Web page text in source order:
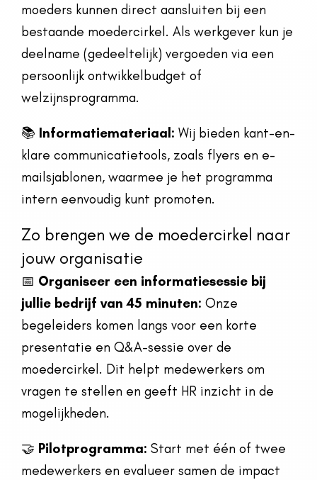
moeders kunnen direct aansluiten bij een
bestaande moedercirkel. Als werkgever kun je
deelname (gedeeltelijk) vergoeden via een
persoonlijk ontwikkelbudget of
welzijnsprogramma.
📚 Informatiemateriaal: Wij bieden kant-en-
klare communicatietools, zoals flyers en e-
mailsjablonen, waarmee je het programma
intern eenvoudig kunt promoten.
Zo brengen we de moedercirkel naar
jouw organisatie
📅 Organiseer een informatiesessie bij
jullie bedrijf van 45 minuten: Onze
begeleiders komen langs voor een korte
presentatie en Q&A-sessie over de
moedercirkel. Dit helpt medewerkers om
vragen te stellen en geeft HR inzicht in de
mogelijkheden.
🤝 Pilotprogramma: Start met één of twee
medewerkers en evalueer samen de impact